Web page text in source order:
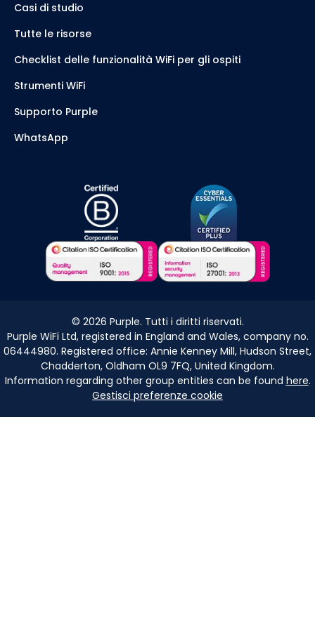
Casi di studio
Tutte le risorse
Checklist delle funzionalità WiFi per gli ospiti
Strumenti WiFi
Supporto Purple
WhatsApp
© 2026 Purple. Tutti i diritti riservati.
Purple WiFi Ltd, registered in England and Wales, company no.
06444980. Registered office: Annie Kenney Mill, Hudson Street,
Chadderton, Oldham OL9 7FQ, United Kingdom.
Information regarding other group entities can be found here.
Gestisci preferenze cookie